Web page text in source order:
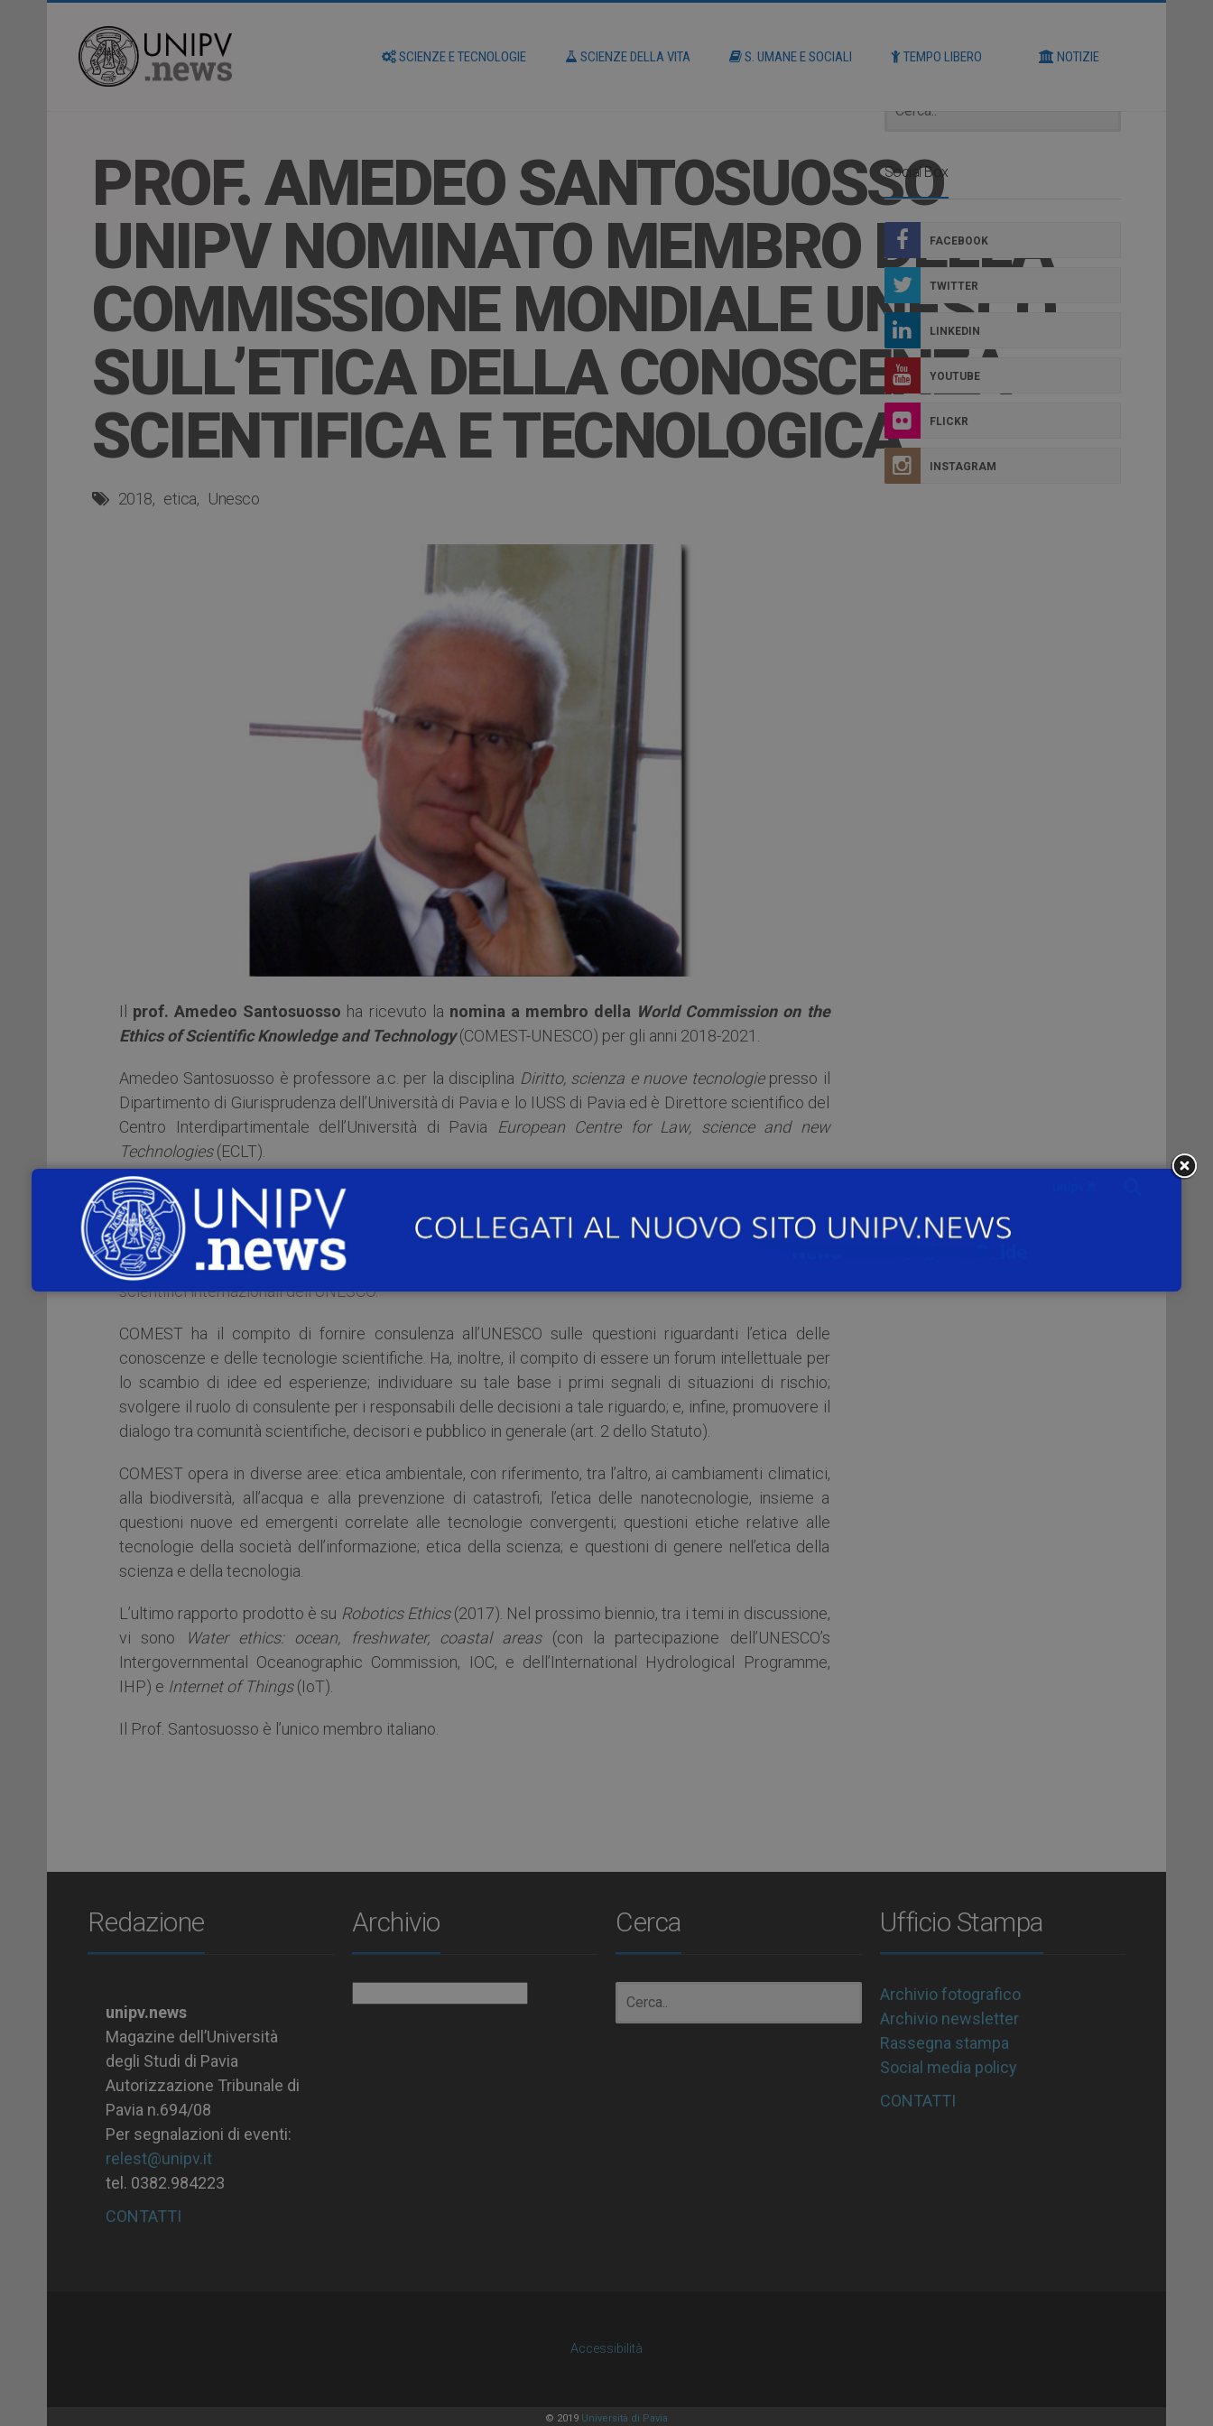
SCIENZE E TECNOLOGIE SCIENZE DELLA VITA S. UMANE E SOCIALI TEMPO LIBERO NOTIZIE
PROF. AMEDEO SANTOSUOSSO
UNIPV NOMINATO MEMBRO DELLA
COMMISSIONE MONDIALE UNESCO
SULL’ETICA DELLA CONOSCENZA
SCIENTIFICA E TECNOLOGICA
2018 etica Unesco
Il prof. Amedeo Santosuosso ha ricevuto la nomina a membro della World Commission on the
Ethics of Scientific Knowledge and Technology(COMEST-UNESCO) per gli anni 2018-2021.
Amedeo Santosuosso è professore a.c. per la disciplina Diritto, scienza e nuove tecnologie presso il
Dipartimento di Giurisprudenza dell’Università di Pavia e lo IUSS di Pavia ed è Direttore scientifico del
Centro Interdipartimentale dell’Università di Pavia
European Centre for Law, science and new
Technologies(ECLT).
La Commissione Mondiale UNESCO sull’Etica della Conoscenza Scientifica e Tecnologica, istituita nel
1998, è composta da diciotto eminenti studiosi di discipline scientifiche, giuridiche, filosofiche,
culturali e politiche provenienti da varie regioni del mondo, nominati dal Direttore Generale
dell’UNESCO a titolo individuale, insieme a undici membri
scientifici internazionali dell’UNESCO.
COMEST ha il compito di fornire consulenza all’UNESCO sulle questioni riguardanti l’etica delle
conoscenze e delle tecnologie scientifiche. Ha, inoltre, il compito di essere un forum intellettuale per
lo scambio di idee ed esperienze; individuare su tale base i primi segnali di situazioni di rischio;
svolgere il ruolo di consulente per i responsabili delle decisioni a tale riguardo; e, infine, promuovere il
dialogo tra comunità scientifiche, decisori e pubblico in generale (art. 2 dello Statuto).
COMEST opera in diverse aree: etica ambientale, con riferimento, tra l’altro, ai cambiamenti climatici,
alla biodiversità, all’acqua e alla prevenzione di catastrofi; l’etica delle nanotecnologie, insieme a
questioni nuove ed emergenti correlate alle tecnologie convergenti; questioni etiche relative alle
tecnologie della società dell’informazione; etica della scienza; e questioni di genere nell’etica della
scienza e della tecnologia.
L’ultimo rapporto prodotto è su Robotics Ethics(2017). Nel prossimo biennio, tra i temi in discussione,
vi sono
Water ethics: ocean, freshwater, coastal areas (con la partecipazione dell’UNESCO’s
Intergovernmental Oceanographic Commission, IOC, e dell’International Hydrological Programme,
IHP) e Internet of Things(IoT).
Il Prof. Santosuosso è l’unico membro italiano.
Social Box
FACEBOOK
TWITTER
LINKEDIN
YOUTUBE
FLICKR
INSTAGRAM
Redazione
unipv.news
Magazine dell’Università
degli Studi di Pavia
Autorizzazione Tribunale di
Pavia n.694/08
Per segnalazioni di eventi:
relest@unipv.it
tel. 0382.984223
CONTATTI
Archivio Cerca Ufficio Stampa
Archivio fotografico
Archivio newsletter
Rassegna stampa
Social media policy
CONTATTI
Accessibilità
© 2019 Università di Pavia